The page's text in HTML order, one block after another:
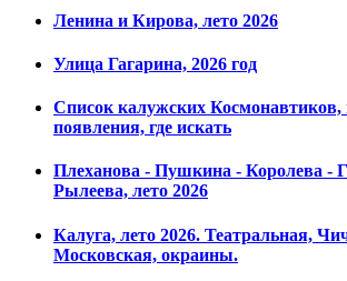
Ленина и Кирова, лето 2026
Улица Гагарина, 2026 год
Список калужских Космонавтиков,
появления, где искать
Плеханова - Пушкина - Королева -
Рылеева, лето 2026
Калуга, лето 2026. Театральная,
Московская, окраины.